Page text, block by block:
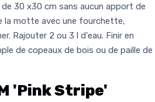
30 x30 cm sans aucun apport de
la motte avec une fourchette,
Rajouter 2 ou 3 l d'eau. Finir en
de copeaux de bois ou de paille de
'Pink Stripe'